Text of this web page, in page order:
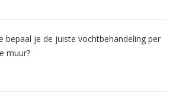
bepaal je de juiste vochtbehandeling per
muur?